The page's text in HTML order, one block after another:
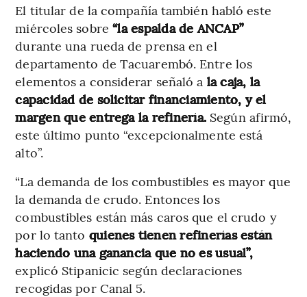
El titular de la compañía también habló este
miércoles sobre “la espalda de ANCAP”
durante una rueda de prensa en el
departamento de Tacuarembó. Entre los
elementos a considerar señaló a la caja, la
capacidad de solicitar financiamiento, y el
margen que entrega la refinería. Según afirmó,
este último punto “excepcionalmente está
alto”.
“La demanda de los combustibles es mayor que
la demanda de crudo. Entonces los
combustibles están más caros que el crudo y
por lo tanto quienes tienen refinerías están
haciendo una ganancia que no es usual”,
explicó Stipanicic según declaraciones
recogidas por Canal 5.